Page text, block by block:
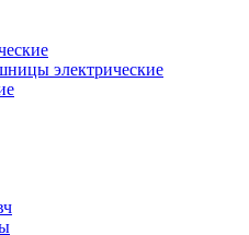
электрические